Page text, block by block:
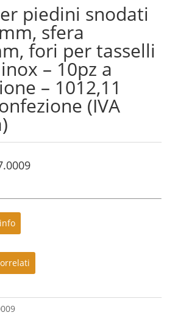
piedini snodati
sfera
fori per tasselli
– 10pz a
– 1012,11
(IVA